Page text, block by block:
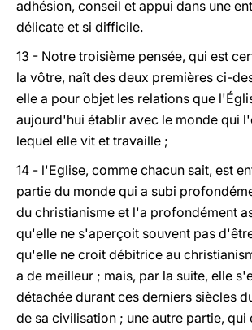
adhésion, conseil et appui dans une
délicate et si difficile.
13 - Notre troisième pensée, qui est
la vôtre, naît des deux premières ci-
elle a pour objet les relations que
aujourd'hui établir avec le monde qui
lequel elle vit et travaille ;
14 - l'Eglise, comme chacun sait, est
partie du monde qui a subi
du christianisme et l'a profondément
qu'elle ne s'aperçoit souvent pas
qu'elle ne croit débitrice au
a de meilleur ; mais, par la suite, elle
détachée durant ces derniers siècles
de sa civilisation ; une autre partie, qui